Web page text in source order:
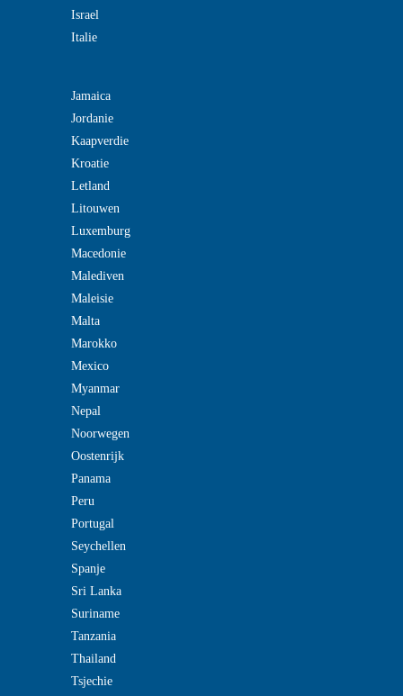
Israel
Italie
Jamaica
Jordanie
Kaapverdie
Kroatie
Letland
Litouwen
Luxemburg
Macedonie
Malediven
Maleisie
Malta
Marokko
Mexico
Myanmar
Nepal
Noorwegen
Oostenrijk
Panama
Peru
Portugal
Seychellen
Spanje
Sri Lanka
Suriname
Tanzania
Thailand
Tsjechie